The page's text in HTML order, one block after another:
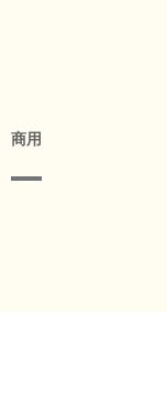
商用